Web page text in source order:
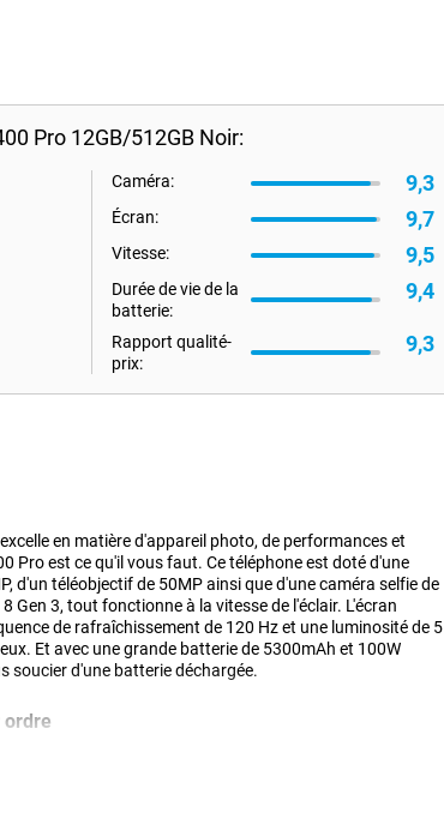
Pro 12GB/512GB Noir:
Caméra: 9,3
Écran: 9,7
Vitesse: 9,5
Durée de vie de la
batterie:
9,4
Rapport qualité-
prix:
9,3
en matière d'appareil photo, de performances et
Pro est ce qu'il vous faut. Ce téléphone est doté d'une
d'un téléobjectif de 50MP ainsi que d'une caméra selfie de
Gen 3, tout fonctionne à la vitesse de l'éclair. L'écran
de rafraîchissement de 120 Hz et une luminosité de 5
Et avec une grande batterie de 5300mAh et 100W
soucier d'une batterie déchargée.
ordre
de 200 mégapixels, le téléobjectif AI de 50 mégapixels et